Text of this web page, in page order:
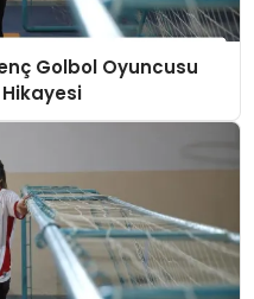
Golbol Oyuncusu
Hikayesi